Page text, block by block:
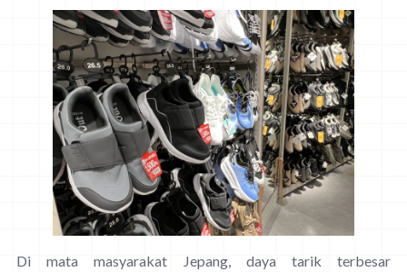
Di mata masyarakat Jepang, daya tarik terbesar